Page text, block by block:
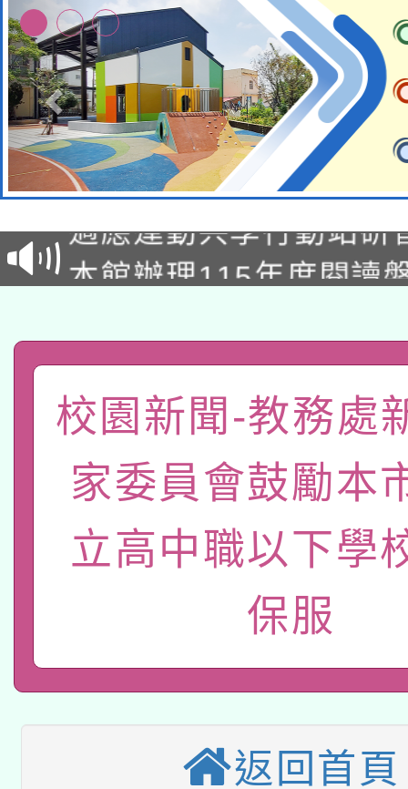
本校115學年度第2次
招)
本館辦理115年度閱讀
礎課程
A3數位素養講師名單
「數位內容與教學軟體
有關大陸委員會函釋公
薪期間赴陸應申請許可
轉知經濟部水利署委託
業技術研究院辦理「
用水績優單位及節水達
115年8月22日(星期六
桃園市孔廟祈福系列
開 智慧啟航」
本校115學年度第2次
招甄選結果公告(無人
招)
適應運動共學行動站研
本館辦理115年度閱讀
暨閱讀推動專業研習
科技賦能─人工智慧
校園新聞-教務處
家委員會鼓勵本
立高中職以下學
保服
返回首頁